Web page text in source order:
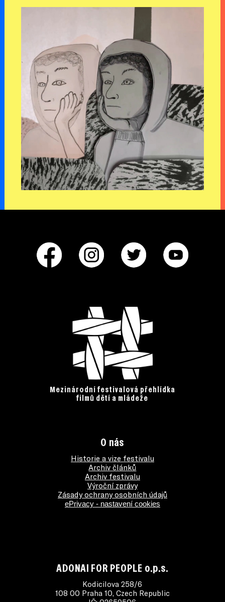
Mezinárodní festivalová přehlídka
filmů dětí a mládeže
O nás
Historie a vize festivalu
Archiv článků
Archiv festivalu
Výroční zprávy
Zásady ochrany osobních údajů
ePrivacy - nastavení cookies
ADONAI FOR PEOPLE o.p.s.
Kodicilova 258/6
108 00 Praha 10, Czech Republic